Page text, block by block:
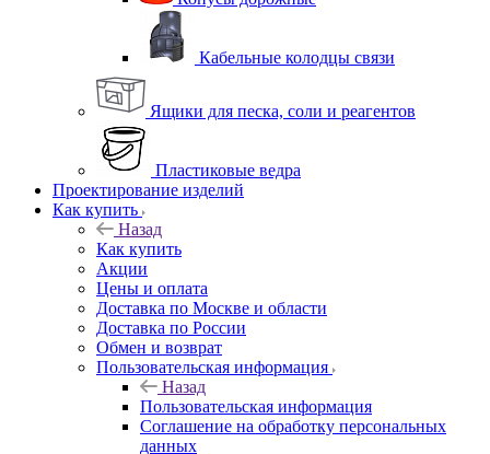
Кабельные колодцы связи
Ящики для песка, соли и реагентов
Пластиковые ведра
Проектирование изделий
Как купить
Назад
Как купить
Акции
Цены и оплата
Доставка по Москве и области
Доставка по России
Обмен и возврат
Пользовательская информация
Назад
Пользовательская информация
Соглашение на обработку персональных
данных